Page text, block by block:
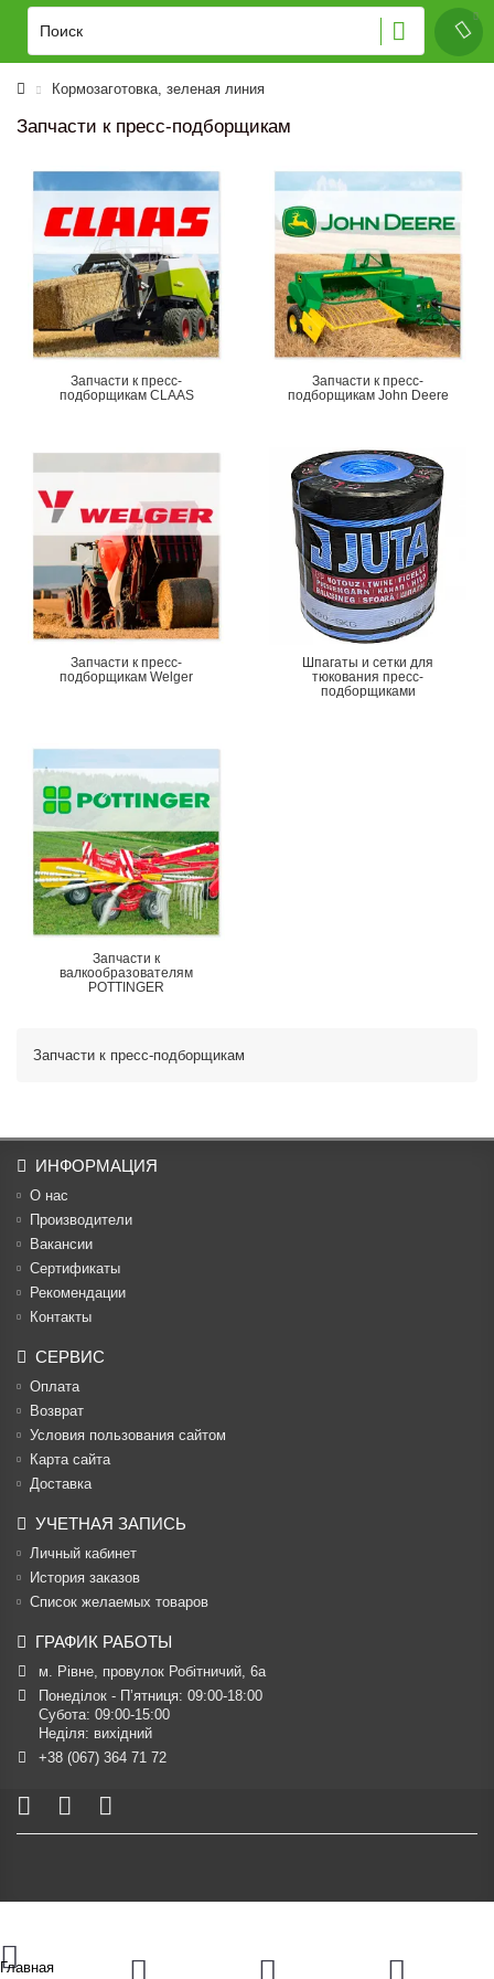
Кормозаготовка, зеленая линия
Запчасти к пресс-подборщикам
Запчасти к пресс-
подборщикам CLAAS
Запчасти к пресс-
подборщикам John Deere
Запчасти к пресс-
подборщикам Welger
Шпагаты и сетки для
тюкования пресс-
подборщиками
Запчасти к
валкообразователям
POTTINGER
Запчасти к пресс-подборщикам
ИНФОРМАЦИЯ
О нас
Производители
Вакансии
Cертификаты
Рекомендации
Контакты
СЕРВИС
Оплата
Возврат
Условия пользования сайтом
Карта сайта
Доставка
УЧЕТНАЯ ЗАПИСЬ
Личный кабинет
История заказов
Список желаемых товаров
ГРАФИК РАБОТЫ
м. Рівне, провулок Робітничий, 6а
Понеділок - П’ятниця: 09:00-18:00
Субота: 09:00-15:00
Неділя: вихідний
+38 (067) 364 71 72
Главная